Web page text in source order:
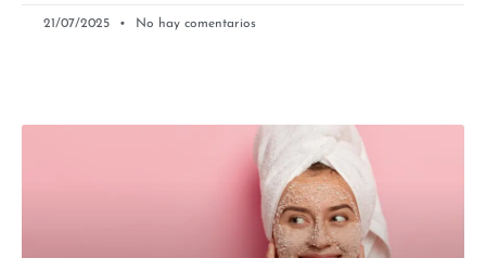
21/07/2025 No hay comentarios